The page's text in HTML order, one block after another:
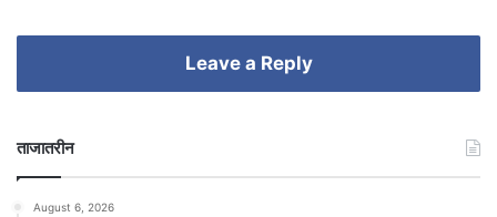
Leave a Reply
ताजातरीन
August 6, 2026